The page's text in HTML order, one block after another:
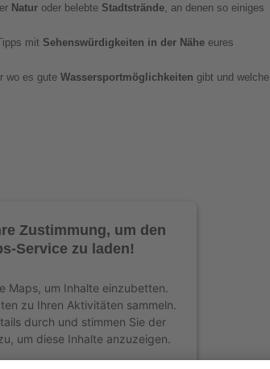
Naturoder belebte Stadtstrände, an denen so einiges
mit Sehenswürdigkeiten in der Näheeures
wo es gute Wassersportmöglichkeiten gibt und welche
Zustimmung, um den
Service zu laden!
Maps, um Inhalte einzubetten.
zu Ihren Aktivitäten sammeln.
durch und stimmen Sie der
um diese Inhalte anzuzeigen.